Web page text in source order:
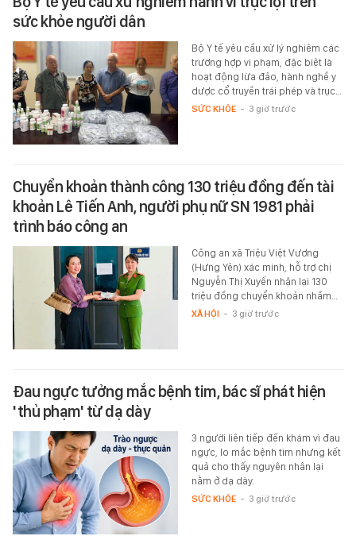
sức khỏe người dân
Bộ Y tế yêu cầu xử lý nghiêm các
trường hợp vi phạm, đặc biệt là
hoạt động lừa đảo, hành nghề y
dược cổ truyền trái phép và trục…
SỨC KHỎE - 3 giờ trước
Chuyển khoản thành công 130 triệu đồng đến tài
khoản Lê Tiến Anh, người phụ nữ SN 1981 phải
trình báo công an
Công an xã Triệu Việt Vương
(Hưng Yên) xác minh, hỗ trợ chị
Nguyễn Thị Xuyến nhận lại 130
triệu đồng chuyển khoản nhầm…
XÃ HỘI - 3 giờ trước
Đau ngực tưởng mắc bệnh tim, bác sĩ phát hiện
'thủ phạm' từ dạ dày
3 người liên tiếp đến khám vì đau
ngực, lo mắc bệnh tim nhưng kết
quả cho thấy nguyên nhân lại
nằm ở dạ dày.
SỨC KHỎE - 3 giờ trước